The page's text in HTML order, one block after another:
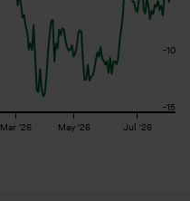
Mar '26 May '26 Jul '26
-15
-10